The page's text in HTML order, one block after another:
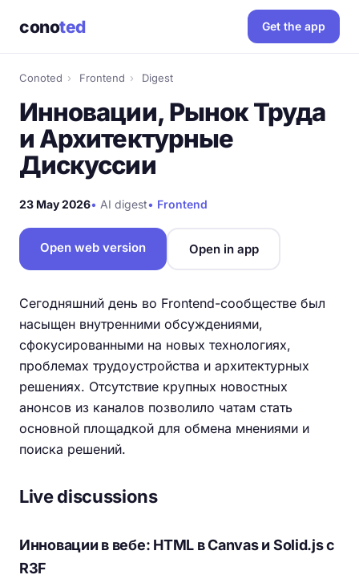
conoted Get the app
Conoted › Frontend › Digest
Инновации, Рынок Труда
и Архитектурные
Дискуссии
23 May 2026• AI digest• Frontend
Open web version Open in app
Сегодняшний день во Frontend-сообществе был
насыщен внутренними обсуждениями,
сфокусированными на новых технологиях,
проблемах трудоустройства и архитектурных
решениях. Отсутствие крупных новостных
анонсов из каналов позволило чатам стать
основной площадкой для обмена мнениями и
поиска решений.
Live discussions
Инновации в вебе: HTML в Canvas и Solid.js с
R3F